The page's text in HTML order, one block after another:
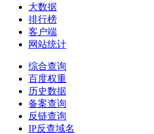
大数据
排行榜
客户端
网站统计
综合查询
百度权重
历史数据
备案查询
反链查询
IP反查域名